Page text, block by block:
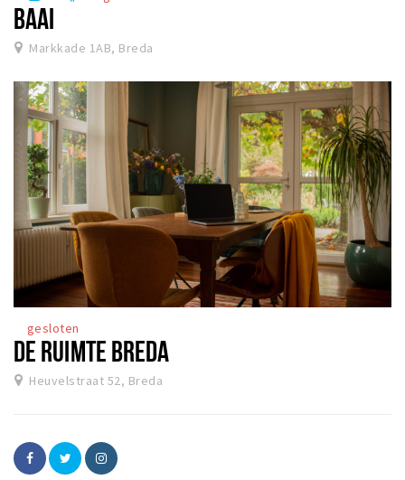
BAAI
Markkade 1AB, Breda
gesloten
DE RUIMTE BREDA
Heuvelstraat 52, Breda